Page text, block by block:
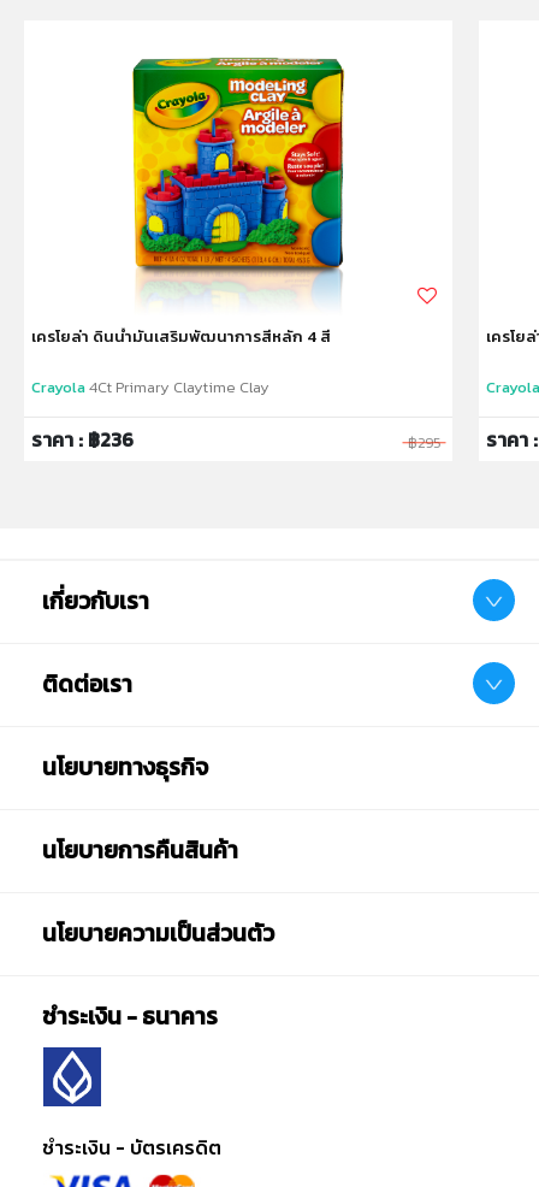
ปราศจากสารพิษ และได้รับการรับรองมาตรฐาน AP (ASTM
D 4236) ไม่ก่อให้เกิดการระคายเคืองทำให้คุณมั่นใจว่าเด็ก ๆ
จะได้สนุกอย่างปลอดภัย
✔ Barcode: 628165722317
✔ Product size : 2ออนซ์ ต่อกระปุก
✔ Package size : [Color Sleeve](W)30.99 x (L)13.72 x
(H)14.99cm.
✔ Product Weight: 0.4kg.
✔ เหมาะสำหรับเด็กอายุ: 3ปีขึ้นไป
หมายเหตุ:
สินค้าอาจมีการเปลี่ยนแปลงลวดลาย สีสันบนผลิตภัณฑ์ หรือ
ของผลิตภัณฑ์ที่แสดงบนเว็บไซต์อาจมีความแตกต่างกันจาก
งานในการดูแลของผู้ปกครอง หรือผู้เชี่ยวชาญ ไม่นำเข้าจมูก
และขว้างปา
เครโยล่า ดินน้ำมันเสริมพัฒนาการสีหลัก 4 สี
Crayola4Ct Primary Claytime Clay
ราคา : ฿236 ฿295
เครโ
ราคา
เกี่ยวกับเรา
ติดต่อเรา
นโยบายทางธุรกิจ
นโยบายการคืนสินค้า
นโยบายความเป็นส่วนตัว
ชำระเงิน - ธนาคาร
ชำระเงิน - บัตรเครดิต